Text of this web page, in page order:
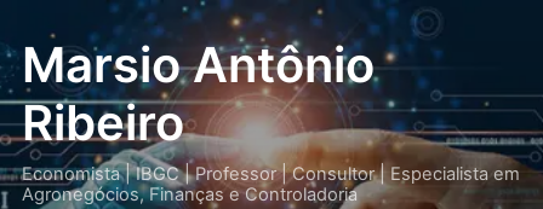
Marsio Antônio
Ribeiro
Economista | IBGC | Professor | Consultor | Especialista em
Agronegócios, Finanças e Controladoria